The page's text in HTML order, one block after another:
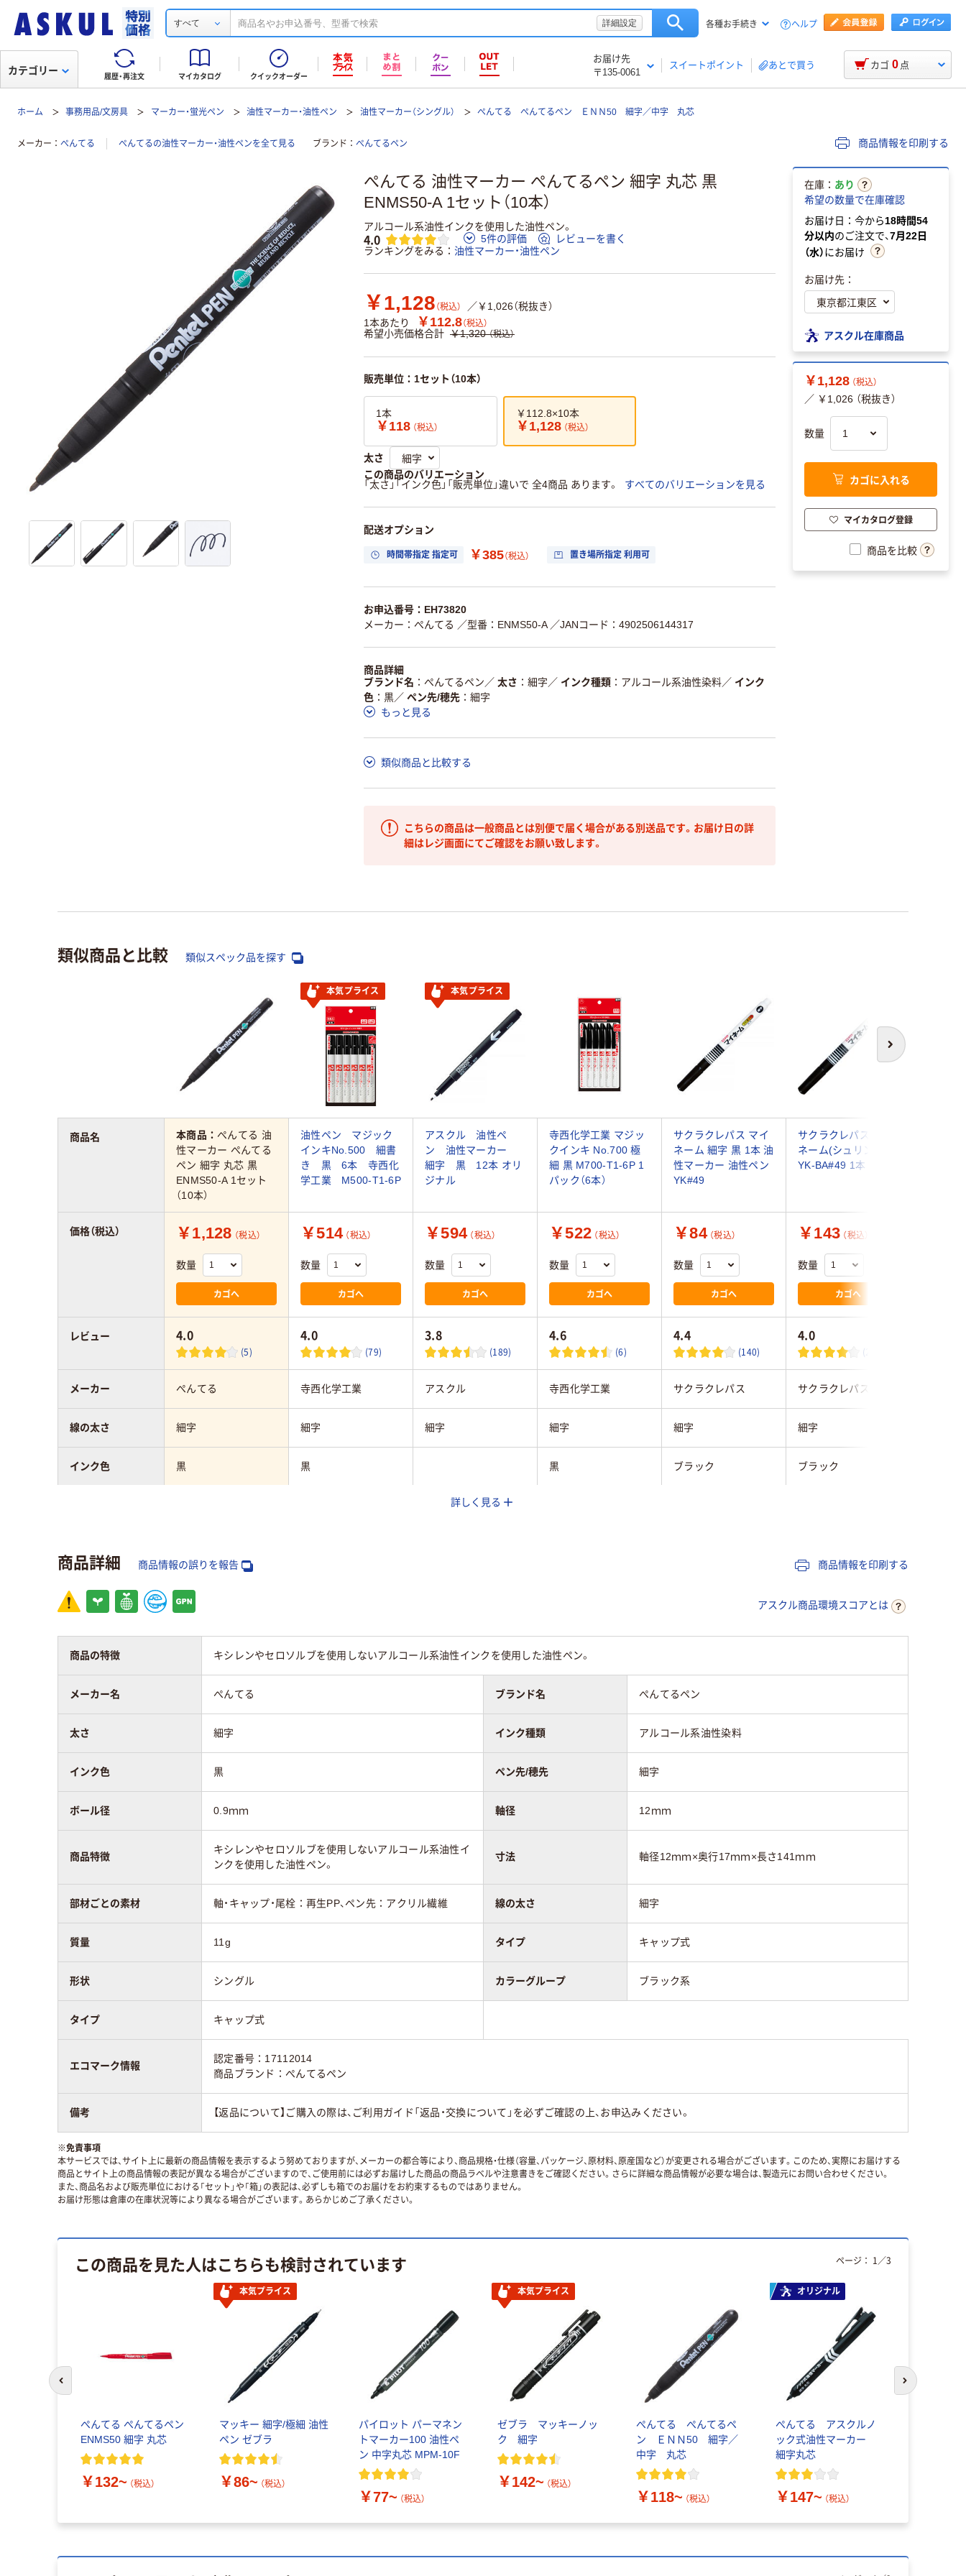
すべて 詳細設定 各種お手続き ヘルプ
履歴・再注文 マイカタログ クイックオーダー
お届け先
〒135-0061
スイートポイント あとで買う
カテゴリー カゴ 0 点
ホーム 事務用品/文房具 マーカー・蛍光ペン 油性マーカー・油性ペン 油性マーカー（シングル） ぺんてる ぺんてるペン ＥＮＮ50 細字／中字 丸芯
メーカー ぺんてる ぺんてるの油性マーカー・油性ペンを全て見る ブランド ぺんてるペン 商品情報を印刷する
ぺんてる 油性マーカー ぺんてるペン 細字 丸芯 黒
ENMS50-A 1セット（10本）
アルコール系油性インクを使用した油性ペン。
4.0 5件の評価
レビューを書く
ランキングをみる
油性マーカー・油性ペン
￥1,128 （税込）
／￥1,026（税抜き）
1本あたり
￥112.8（税込）
希望小売価格合計 ￥1,320 （税込）
販売単位：1セット（10本）
1本
￥118 （税込）
￥112.8×10本
￥1,128 （税込）
太さ
この商品のバリエーション
「太さ」「インク色」「販売単位」違いで 全4商品 あります。
すべてのバリエーションを見る
配送オプション
時間帯指定 指定可 ￥385（税込） 置き場所指定 利用可
お申込番号：EH73820
メーカー：ぺんてる ／型番：ENMS50-A ／JANコード：4902506144317
商品詳細
ブランド名
ぺんてるペン ／ 太さ 細字 ／ インク種類 アルコール系油性染料／ インク
色
黒／ ペン先/穂先
細字
もっと見る
類似商品と比較する
こちらの商品は一般商品とは別便で届く場合がある別送品です。お届け日の詳
細はレジ画面にてご確認をお願い致します。
在庫： あり
希望の数量で在庫確認
お届け日：今から18時間54
分以内のご注文で、7月22日
（水）にお届け
お届け先：
アスクル在庫商品
￥1,128 （税込）
／ ￥1,026 （税抜き）
数量
カゴに入れる
マイカタログ登録
商品を比較
類似商品と比較 類似スペック品を探す
次へ
本気プライス 本気プライス
本商品： ぺんてる 油
性マーカー ぺんてる
ペン 細字 丸芯 黒
ENMS50-A 1セット
（10本）
油性ペン マジック
インキNo.500 細書
き 黒 6本 寺西化
学工業 M500-T1-6P
アスクル 油性ペ
ン 油性マーカー
細字 黒 12本 オリ
ジナル
寺西化学工業 マジッ
クインキ No.700 極
細 黒 M700-T1-6P 1
パック（6本）
サクラクレパス マイ
ネーム 細字 黒 1本 油
性マーカー 油性ペン
YK#49
サクラクレパス マイ
ネーム(シュリンク)黒
YK-BA#49 1本
￥1,128 （税込）
数量
カゴへ
￥514 （税込）
数量
カゴへ
￥594 （税込）
数量
カゴへ
￥522 （税込）
数量
カゴへ
￥84 （税込）
数量
カゴへ
￥143 （税込）
数量
カゴへ
4.0
(5)
4.0
(79)
3.8
(189)
4.6
(6)
4.4
(140)
4.0
(2)
ぺんてる 寺西化学工業 アスクル 寺西化学工業 サクラクレパス サクラクレパス
細字 細字 細字 細字 細字 細字
黒 黒 黒 ブラック ブラック
キャップ
料
シングル シングル
11g 110g 60g 8g
商品名
価格（税込）
レビュー
メーカー
線の太さ
インク色
形状
質量
アスクル商品環境
スコア
詳しく見る
商品詳細 商品情報の誤りを報告 商品情報を印刷する
アスクル商品環境スコアとは
商品の特徴 キシレンやセロソルブを使用しないアルコール系油性インクを使用した油性ペン。
メーカー名 ぺんてる ブランド名 ぺんてるペン
太さ 細字 インク種類 アルコール系油性染料
インク色 黒 ペン先/穂先 細字
ボール径 0.9ｍｍ 軸径 12ｍｍ
商品特徴
キシレンやセロソルブを使用しないアルコール系油性イ
ンクを使用した油性ペン。
寸法 軸径12ｍｍ×奥行17ｍｍ×長さ141ｍｍ
部材ごとの素材 軸・キャップ・尾栓：再生PP、ペン先：アクリル繊維 線の太さ 細字
質量 11g タイプ キャップ式
形状 シングル カラーグループ ブラック系
タイプ キャップ式
エコマーク情報
認定番号：17112014
商品ブランド：ぺんてるペン
備考 【返品について】ご購入の際は、ご利用ガイド「返品・交換について」を必ずご確認の上、お申込みください。
※免責事項
本サービスでは、サイト上に最新の商品情報を表示するよう努めておりますが、メーカーの都合等により、商品規格・仕様（容量、パッケージ、原材料、原産国など）が変更される場合がございます。このため、実際にお届けする
商品とサイト上の商品情報の表記が異なる場合がございますので、ご使用前には必ずお届けした商品の商品ラベルや注意書きをご確認ください。さらに詳細な商品情報が必要な場合は、製造元にお問い合わせください。
また、商品名および販売単位における「セット」や「箱」の表記は、必ずしも箱でのお届けをお約束するものではありません。
お届け形態は倉庫の在庫状況等により異なる場合がございます。あらかじめご了承ください。
この商品を見た人はこちらも検討されています
ぺんてる ぺんてるペン
ENMS50 細字 丸芯
￥132~ （税込）
本気プライス
マッキー 細字/極細 油性
ペン ゼブラ
￥86~ （税込）
パイロット パーマネン
トマーカー100 油性ペ
ン 中字丸芯 MPM-10F
￥77~ （税込）
本気プライス
ゼブラ マッキーノッ
ク 細字
￥142~ （税込）
ぺんてる ぺんてるペ
ン ＥＮＮ50 細字／
中字 丸芯
￥118~ （税込）
オリジナル
ぺんてる アスクルノ
ック式油性マーカー
細字丸芯
￥147~ （税込）
ページ： 1 ／3
次のスライド